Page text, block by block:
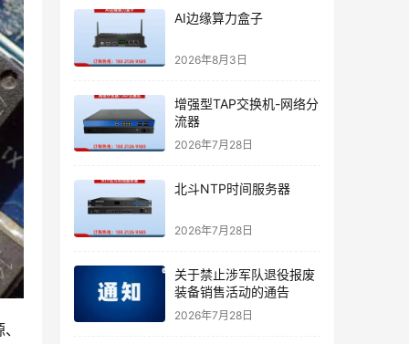
AI边缘算力盒子
2026年8月3日
增强型TAP交换机-网络分
流器
2026年7月28日
北斗NTP时间服务器
2026年7月28日
关于禁止涉军队退役报废
装备销售活动的通告
2026年7月28日